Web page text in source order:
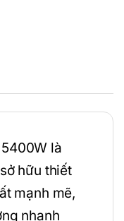
là
hữu thiết
mạnh mẽ,
nhanh